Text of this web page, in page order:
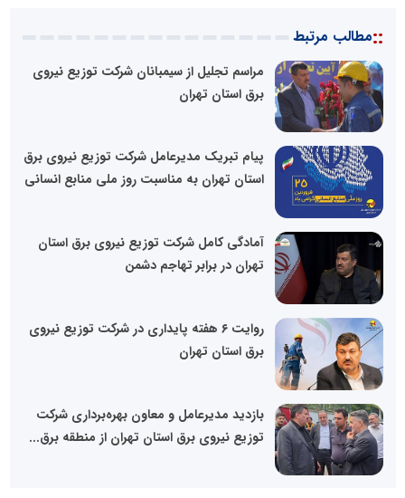
::مطالب مرتبط
مراسم تجلیل از سیمبانان شرکت توزیع نیروی
برق استان تهران
پیام تبریک مدیرعامل شرکت توزیع نیروی برق
استان تهران به مناسبت روز ملی منابع انسانی
آمادگی کامل شرکت توزیع نیروی برق استان
تهران در برابر تهاجم دشمن
روایت ۶ هفته پایداری در شرکت توزیع نیروی
برق استان تهران
بازدید مدیرعامل و معاون بهره‌برداری شرکت
توزیع نیروی برق استان تهران از منطقه برق...